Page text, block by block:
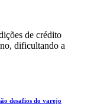
de crédito
dificultando a
desafios do varejo